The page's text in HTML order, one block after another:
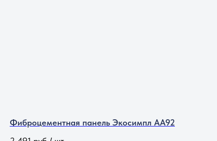
Фиброцементная панель Экосимпл АА92